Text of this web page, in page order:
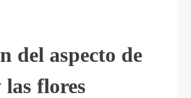
del aspecto de
flores